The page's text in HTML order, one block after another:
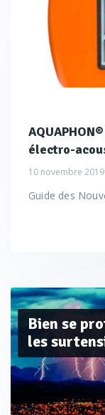
électro-
10 novembre 2019
Guide des
Bien se
les